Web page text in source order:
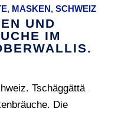
, MASKEN,SCHWEIZ
UND
IM
Tschäggättä
Die